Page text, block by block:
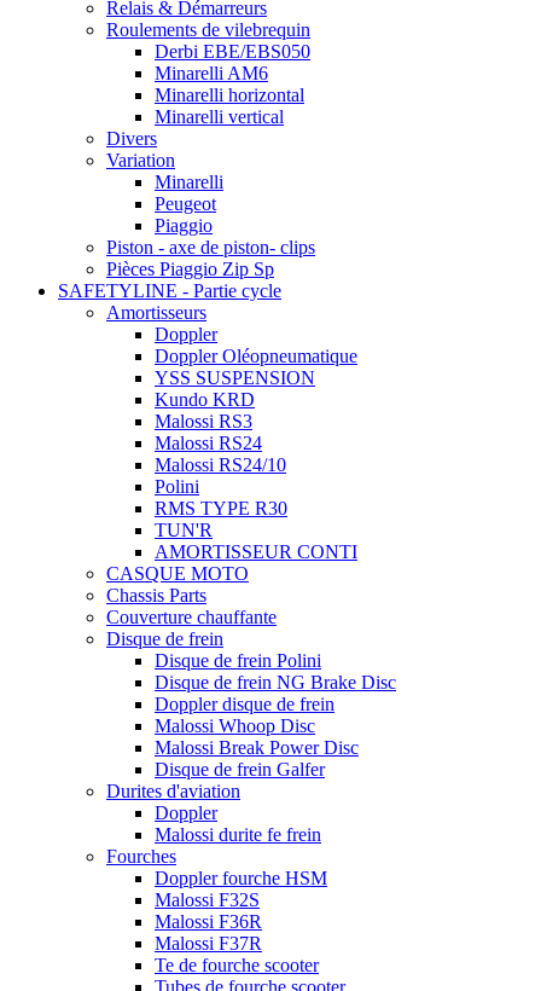
Relais & Démarreurs
Roulements de vilebrequin
Derbi EBE/EBS050
Minarelli AM6
Minarelli horizontal
Minarelli vertical
Divers
Variation
Minarelli
Peugeot
Piaggio
Piston - axe de piston- clips
Pièces Piaggio Zip Sp
SAFETYLINE - Partie cycle
Amortisseurs
Doppler
Doppler Oléopneumatique
YSS SUSPENSION
Kundo KRD
Malossi RS3
Malossi RS24
Malossi RS24/10
Polini
RMS TYPE R30
TUN'R
AMORTISSEUR CONTI
CASQUE MOTO
Chassis Parts
Couverture chauffante
Disque de frein
Disque de frein Polini
Disque de frein NG Brake Disc
Doppler disque de frein
Malossi Whoop Disc
Malossi Break Power Disc
Disque de frein Galfer
Durites d'aviation
Doppler
Malossi durite fe frein
Fourches
Doppler fourche HSM
Malossi F32S
Malossi F36R
Malossi F37R
Te de fourche scooter
Tubes de fourche scooter